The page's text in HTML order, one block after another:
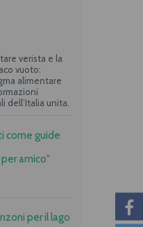
verista e la
vuoto:
alimentare
dell’Italia unita.
come guide
amico"
per il lago